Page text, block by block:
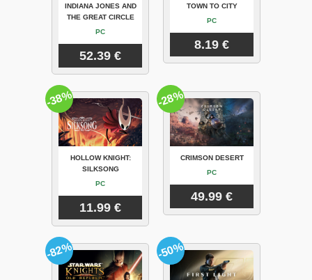
INDIANA JONES AND
THE GREAT CIRCLE
PC
52.39 €
TOWN TO CITY
PC
8.19 €
HOLLOW KNIGHT:
SILKSONG
PC
11.99 €
-38%
CRIMSON DESERT
PC
49.99 €
-28%
-82% -50%